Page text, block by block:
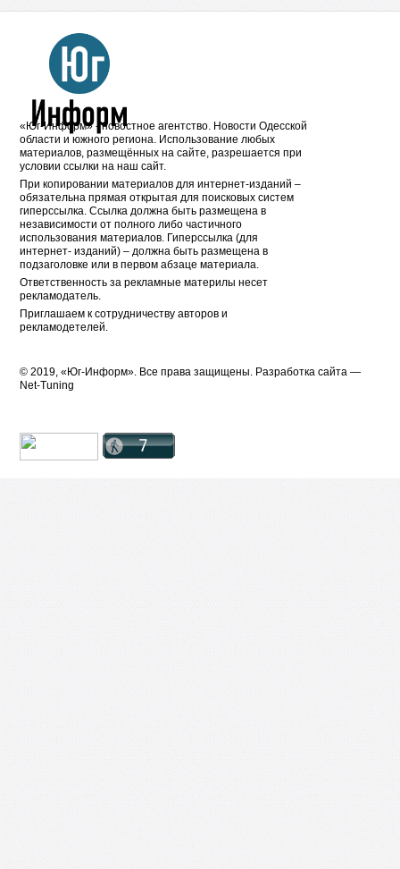
«Юг-Информ» - новостное агентство. Новости Одесской
области и южного региона. Использование любых
материалов, размещённых на сайте, разрешается при
условии ссылки на наш сайт.
При копировании материалов для интернет-изданий –
обязательна прямая открытая для поисковых систем
гиперссылка. Ссылка должна быть размещена в
независимости от полного либо частичного
использования материалов. Гиперссылка (для
интернет- изданий) – должна быть размещена в
подзаголовке или в первом абзаце материала.
Ответственность за рекламные материлы несет
рекламодатель.
Приглашаем к сотрудничеству авторов и
рекламодетелей.
© 2019, «Юг-Информ». Все права защищены. Разработка cайта —
Net-Tuning